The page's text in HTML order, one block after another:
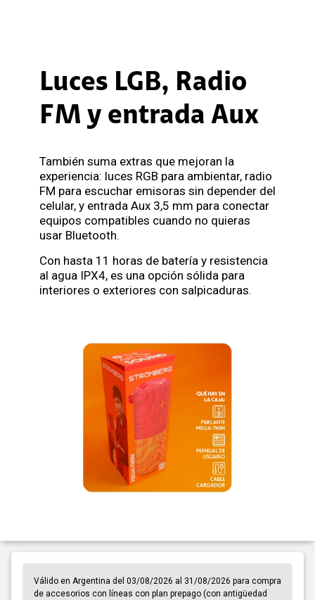
Luces LGB, Radio
FM y entrada Aux
También suma extras que mejoran la
experiencia: luces RGB para ambientar, radio
FM para escuchar emisoras sin depender del
celular, y entrada Aux 3,5 mm para conectar
equipos compatibles cuando no quieras
usar Bluetooth.
Con hasta 11 horas de batería y resistencia
al agua IPX4, es una opción sólida para
interiores o exteriores con salpicaduras.
Válido en Argentina del 03/08/2026 al 31/08/2026 para compra
de accesorios con líneas con plan prepago (con antigüedad